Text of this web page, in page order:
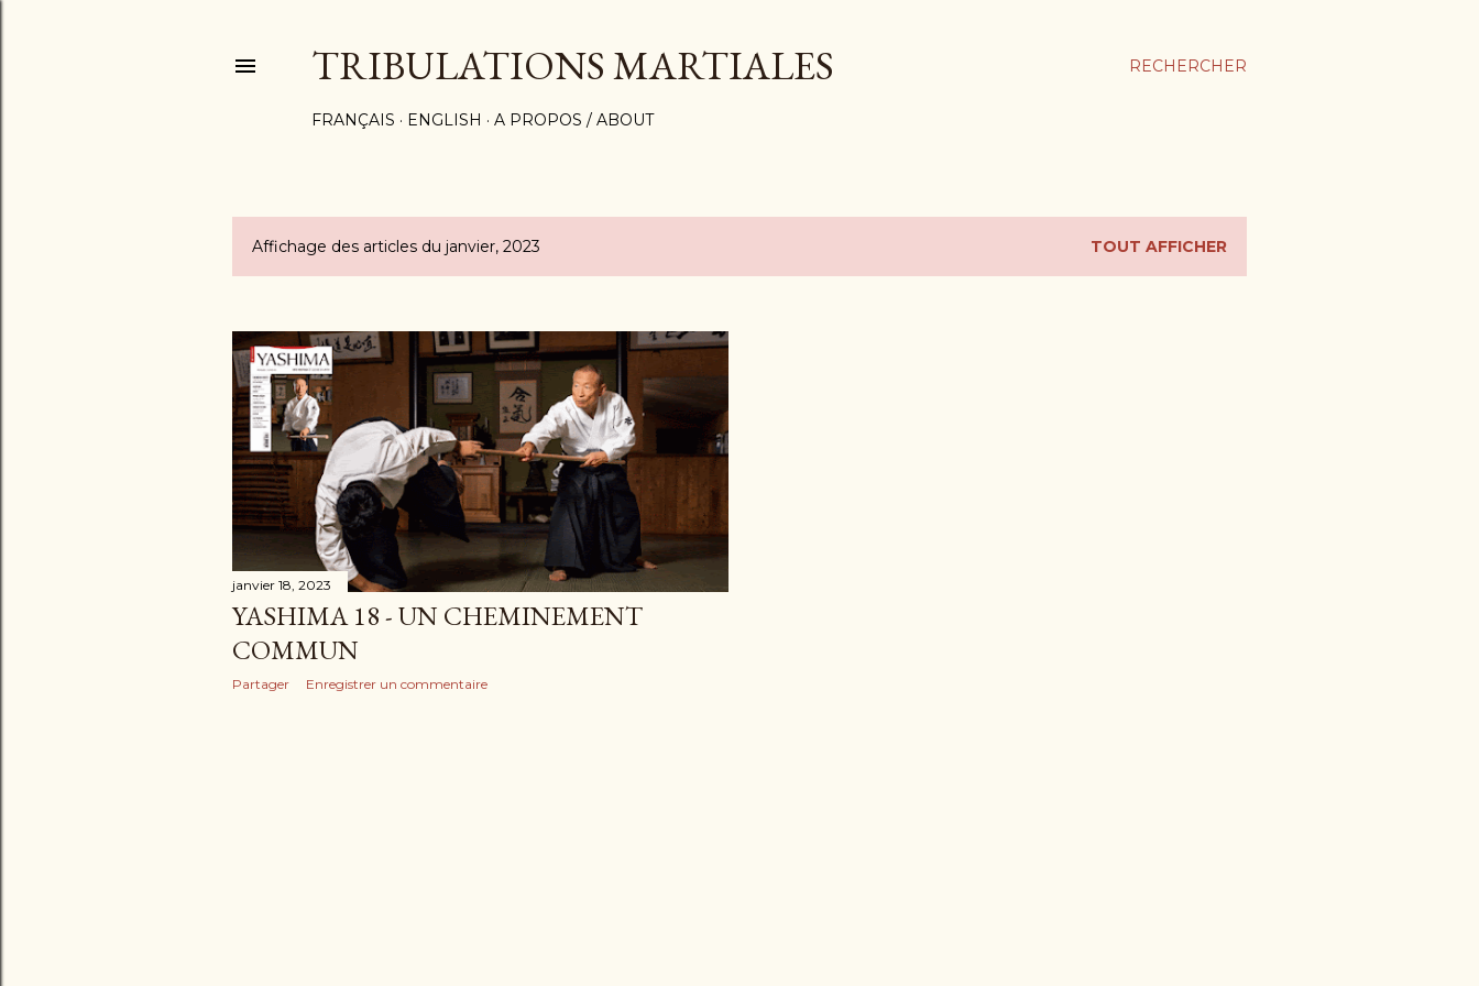
RECHERCHER
TRIBULATIONS MARTIALES
FRANÇAIS ENGLISH A PROPOS / ABOUT
A
t
i
c
l
e
s
Affichage des articles du janvier, 2023 TOUT AFFICHER
janvier 18, 2023
YASHIMA 18 - UN CHEMINEMENT
COMMUN
Partager Enregistrer un commentaire